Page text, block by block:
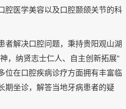
腔医学美容以及口腔颞颌关节的科
者解决口腔问题，秉持贵阳观山湖
，纳贤志士仁人、自主创新拓展”
位在口腔疾病诊疗方面拥有丰富临
期坐诊，解答当地牙病患者的疑